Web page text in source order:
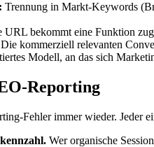
Trennung in Markt-Keywords
URL bekommt eine Funktion
Die kommerziell relevanten
Modell, an das sich
Reporting
Fehler immer wieder. Jeder
Wer organische